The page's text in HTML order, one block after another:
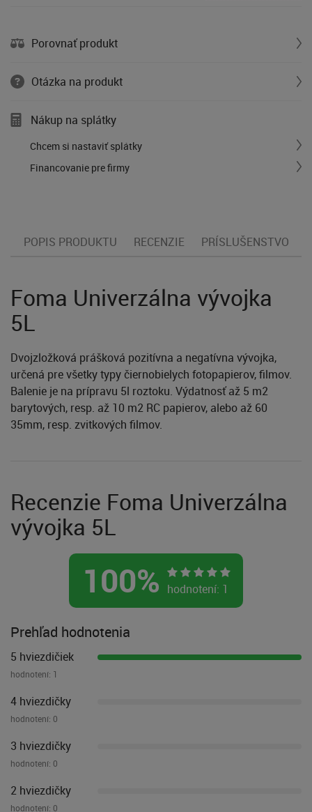
Porovnať produkt
Otázka na produkt
Nákup na splátky
Chcem si nastaviť splátky
Financovanie pre firmy
POPIS PRODUKTU RECENZIE PRÍSLUŠENSTVO
Foma Univerzálna vývojka
5L
Dvojzložková prášková pozitívna a negatívna vývojka,
určená pre všetky typy čiernobielych fotopapierov, filmov.
Balenie je na prípravu 5l roztoku. Výdatnosť až 5 m2
barytových, resp. až 10 m2 RC papierov, alebo až 60
35mm, resp. zvitkových filmov.
Recenzie Foma Univerzálna
vývojka 5L
100% hodnotení: 1
Prehľad hodnotenia
5 hviezdičiek
hodnotení: 1
4 hviezdičky
hodnotení: 0
3 hviezdičky
hodnotení: 0
2 hviezdičky
hodnotení: 0